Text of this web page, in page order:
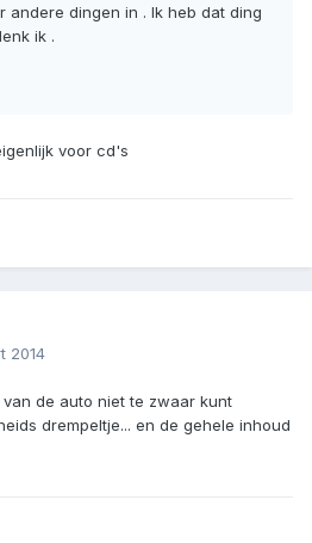
andere dingen in . Ik heb dat ding
ik .
voor cd's
2014
de auto niet te zwaar kunt
drempeltje... en de gehele inhoud